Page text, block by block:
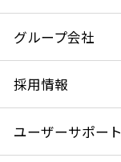
グループ会社
採用情報
ユーザーサポート